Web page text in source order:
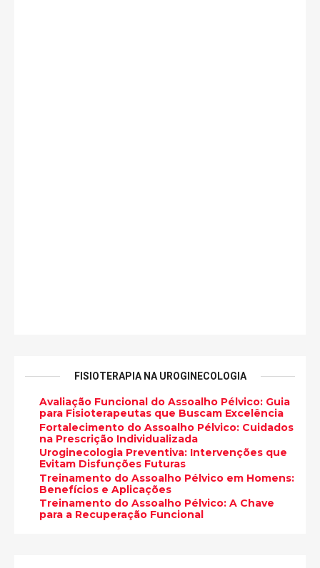
FISIOTERAPIA NA UROGINECOLOGIA
Avaliação Funcional do Assoalho Pélvico: Guia
para Fisioterapeutas que Buscam Excelência
Fortalecimento do Assoalho Pélvico: Cuidados
na Prescrição Individualizada
Uroginecologia Preventiva: Intervenções que
Evitam Disfunções Futuras
Treinamento do Assoalho Pélvico em Homens:
Benefícios e Aplicações
Treinamento do Assoalho Pélvico: A Chave
para a Recuperação Funcional